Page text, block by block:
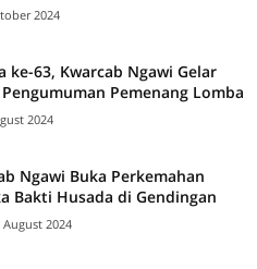
2024
ke-63, Kwarcab Ngawi Gelar
Pemenang Lomba
2024
Ngawi Buka Perkemahan
Bakti Husada di Gendingan
August 2024